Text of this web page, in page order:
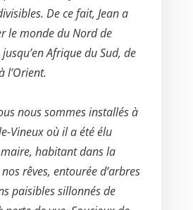
De ce fait, Jean a
le monde du Nord de
Afrique du Sud, de
l’Orient.
nous sommes installés à
Vineux où il a été élu
habitant dans la
rêves, entourée d’arbres
paisibles sillonnés de